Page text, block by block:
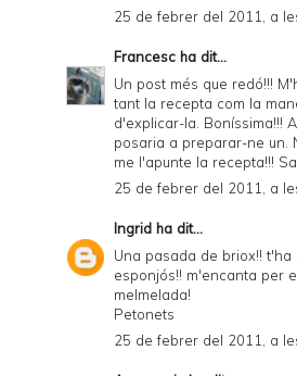
25 de febrer del 2011, a
Francesc ha dit...
Un post més que redó!!!
tant la recepta com la
d'explicar-la. Boníssima!!!
posaria a preparar-ne un.
me l'apunte la recepta!!!
25 de febrer del 2011, a
Ingrid ha dit...
Una pasada de briox!! t'ha
esponjós!! m'encanta per
melmelada!
Petonets
25 de febrer del 2011, a